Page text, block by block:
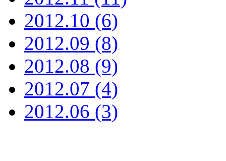
2012.10 (6)
2012.09 (8)
2012.08 (9)
2012.07 (4)
2012.06 (3)